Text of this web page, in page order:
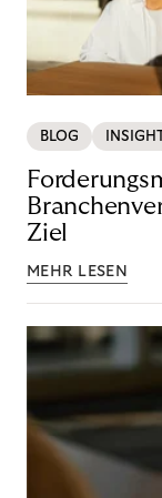
BLOG
Ziel
MEHR LESEN